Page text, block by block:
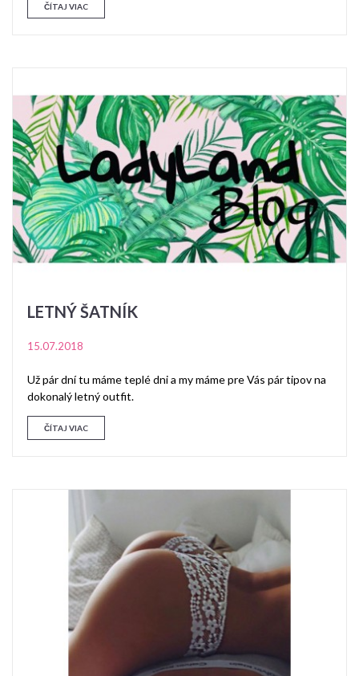
ČÍTAJ VIAC
LETNÝ ŠATNÍK
15.07.2018
Už pár dní tu máme teplé dni a my máme pre Vás pár tipov na
dokonalý letný outfit.
ČÍTAJ VIAC